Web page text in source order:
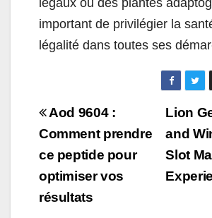
légaux ou des plantes
important de privilégier la
légalité dans toutes ses
Lion
and
Slot
Aod 9604 :
Comment prendre
ce peptide pour
optimiser vos
résultats